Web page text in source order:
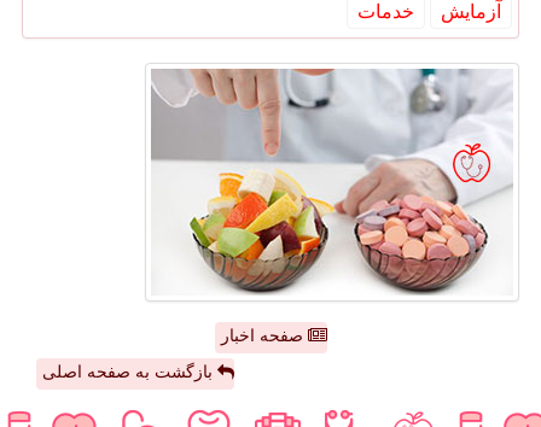
آزمایش
خدمات
صفحه اخبار
بازگشت به صفحه اصلی